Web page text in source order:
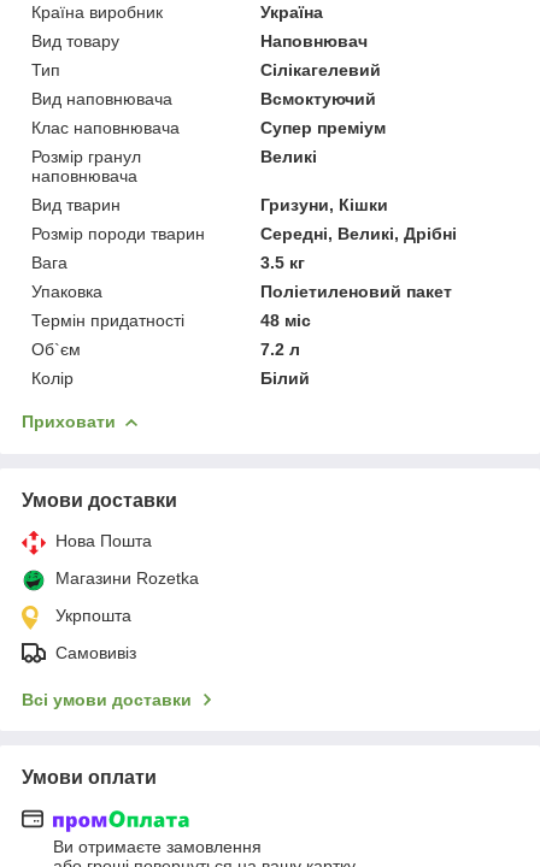
Країна виробник
Україна
Вид товару
Наповнювач
Тип
Сілікагелевий
Вид наповнювача
Всмоктуючий
Клас наповнювача
Супер преміум
Розмір гранул
наповнювача
Великі
Вид тварин
Гризуни, Кішки
Розмір породи тварин
Середні, Великі, Дрібні
Вага
3.5 кг
Упаковка
Поліетиленовий пакет
Термін придатності
48 міс
Об`єм
7.2 л
Колір
Білий
Приховати
Умови доставки
Нова Пошта
Магазини Rozetka
Укрпошта
Самовивіз
Всі умови доставки
Умови оплати
Ви отримаєте замовлення